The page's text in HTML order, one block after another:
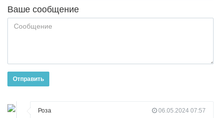
Ваше сообщение
Отправить
Роза 06.05.2024 07:57